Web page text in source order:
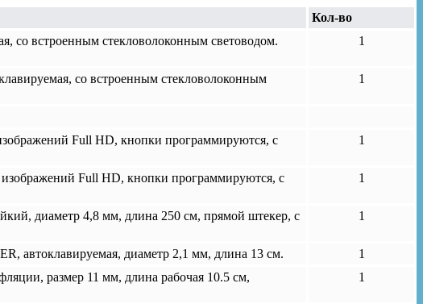
Кол-во
со встроенным стекловолоконным световодом.
1
со встроенным стекловолоконным
1
Full HD, кнопки программируются, с
1
Full HD, кнопки программируются, с
1
диаметр 4,8 мм, длина 250 см, прямой штекер, с
1
автоклавируемая, диаметр 2,1 мм, длина 13 см.
1
размер 11 мм, длина рабочая 10.5 см,
1